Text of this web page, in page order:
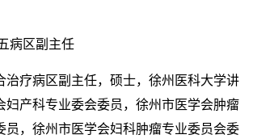
区副主任
疗病区副主任，硕士，徐州医科大学讲
妇产科专业委会委员，徐州市医学会肿瘤
员，徐州市医学会妇科肿瘤专业委员会委